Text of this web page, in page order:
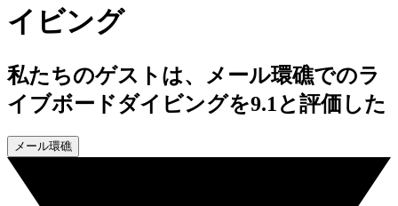
イビング
私たちのゲストは、メール環礁でのラ
イブボードダイビングを9.1と評価した
メール環礁